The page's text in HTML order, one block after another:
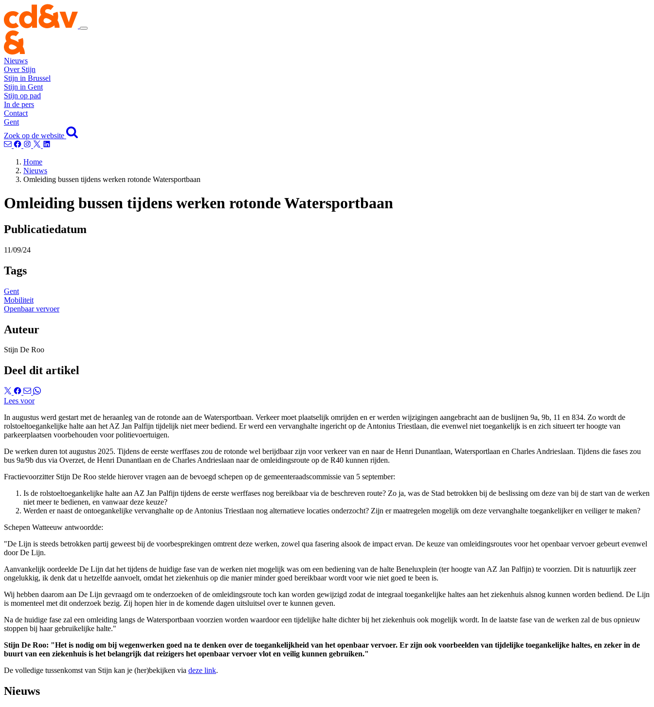
Nieuws
Over Stijn
Stijn in Brussel
Stijn in Gent
Stijn op pad
In de pers
Contact
Gent
Zoek op de website
Home
Nieuws
Omleiding bussen tijdens werken rotonde Watersportbaan
Omleiding bussen tijdens werken rotonde Watersportbaan
Publicatiedatum
11/09/24
Tags
Gent
Mobiliteit
Openbaar vervoer
Auteur
Stijn De Roo
Deel dit artikel
Lees voor
In augustus werd gestart met de heraanleg van de rotonde aan de Watersportbaan. Verkeer moet plaatselijk omrijden en er werden wijzigingen aangebracht aan de buslijnen 9a, 9b, 11 en 834. Zo wordt de
rolstoeltoegankelijke halte aan het AZ Jan Palfijn tijdelijk niet meer bediend. Er werd een vervanghalte ingericht op de Antonius Triestlaan, die evenwel niet toegankelijk is en zich situeert ter hoogte van
parkeerplaatsen voorbehouden voor politievoertuigen.
De werken duren tot augustus 2025. Tijdens de eerste werffases zou de rotonde wel berijdbaar zijn voor verkeer van en naar de Henri Dunantlaan, Watersportlaan en Charles Andrieslaan. Tijdens die fases zou
bus 9a/9b dus via Overzet, de Henri Dunantlaan en de Charles Andrieslaan naar de omleidingsroute op de R40 kunnen rijden.
Fractievoorzitter Stijn De Roo stelde hierover vragen aan de bevoegd schepen op de gemeenteraadscommissie van 5 september:
Is de rolstoeltoegankelijke halte aan AZ Jan Palfijn tijdens de eerste werffases nog bereikbaar via de beschreven route? Zo ja, was de Stad betrokken bij de beslissing om deze van bij de start van de werken
niet meer te bedienen, en vanwaar deze keuze?
Werden er naast de ontoegankelijke vervanghalte op de Antonius Triestlaan nog alternatieve locaties onderzocht? Zijn er maatregelen mogelijk om deze vervanghalte toegankelijker en veiliger te maken?
Schepen Watteeuw antwoordde:
"De Lijn is steeds betrokken partij geweest bij de voorbesprekingen omtrent deze werken, zowel qua fasering alsook de impact ervan. De keuze van omleidingsroutes voor het openbaar vervoer gebeurt evenwel
door De Lijn.
Aanvankelijk oordeelde De Lijn dat het tijdens de huidige fase van de werken niet mogelijk was om een bediening van de halte Beneluxplein (ter hoogte van AZ Jan Palfijn) te voorzien. Dit is natuurlijk zeer
ongelukkig, ik denk dat u hetzelfde aanvoelt, omdat het ziekenhuis op die manier minder goed bereikbaar wordt voor wie niet goed te been is.
Wij hebben daarom aan De Lijn gevraagd om te onderzoeken of de omleidingsroute toch kan worden gewijzigd zodat de integraal toegankelijke haltes aan het ziekenhuis alsnog kunnen worden bediend. De Lijn
is momenteel met dit onderzoek bezig. Zij hopen hier in de komende dagen uitsluitsel over te kunnen geven.
Na de huidige fase zal een omleiding langs de Watersportbaan voorzien worden waardoor een tijdelijke halte dichter bij het ziekenhuis ook mogelijk wordt. In de laatste fase van de werken zal de bus opnieuw
stoppen bij haar gebruikelijke halte."
Stijn De Roo: "Het is nodig om bij wegenwerken goed na te denken over de toegankelijkheid van het openbaar vervoer. Er zijn ook voorbeelden van tijdelijke toegankelijke haltes, en zeker in de
buurt van een ziekenhuis is het belangrijk dat reizigers het openbaar vervoer vlot en veilig kunnen gebruiken."
De volledige tussenkomst van Stijn kan je (her)bekijken via deze link.​
Nieuws